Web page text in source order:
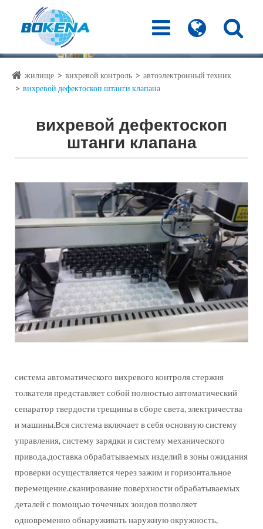
жилище вихревой контроль
автоэлектронный техник
вихревой дефектоскоп штанги клапана
вихревой дефектоскоп
штанги клапана
система автоматического вихревого контроля стержня
толкателя представляет собой полностью автоматический
сепаратор твердости трещины в сборе света, электричества
и машины.Вся система включает в себя основную систему
управления, систему зарядки и систему механического
привода.доставка обрабатываемых изделий в зоны ожидания
проверки осуществляется через зажим и горизонтальное
перемещение.сканирование поверхности обрабатываемых
деталей с помощью точечных зондов позволяет
одновременно обнаруживать наружную окружность,